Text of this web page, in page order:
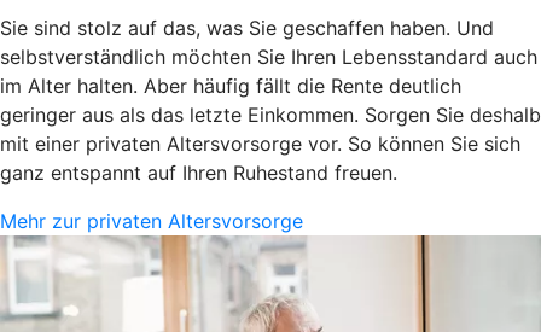
Sie sind stolz auf das, was Sie geschaffen haben. Und
selbstverständlich möchten Sie Ihren Lebensstandard auch
im Alter halten. Aber häufig fällt die Rente deutlich
geringer aus als das letzte Einkommen. Sorgen Sie deshalb
mit einer privaten Altersvorsorge vor. So können Sie sich
ganz entspannt auf Ihren Ruhestand freuen.
Mehr zur privaten Altersvorsorge